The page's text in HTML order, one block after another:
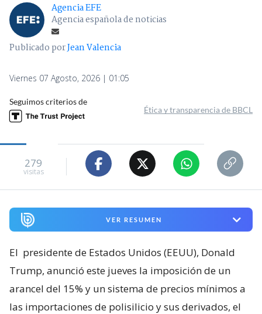
Agencia EFE
Agencia española de noticias
Publicado porJean Valencia
Viernes 07 Agosto, 2026 | 01:05
Seguimos criterios de
Ética y transparencia de BBCL
279
visitas
VER RESUMEN
El presidente de Estados Unidos (EEUU), Donald
Trump, anunció este jueves la imposición de un
arancel del 15% y un sistema de precios mínimos a
las importaciones de polisilicio y sus derivados, el